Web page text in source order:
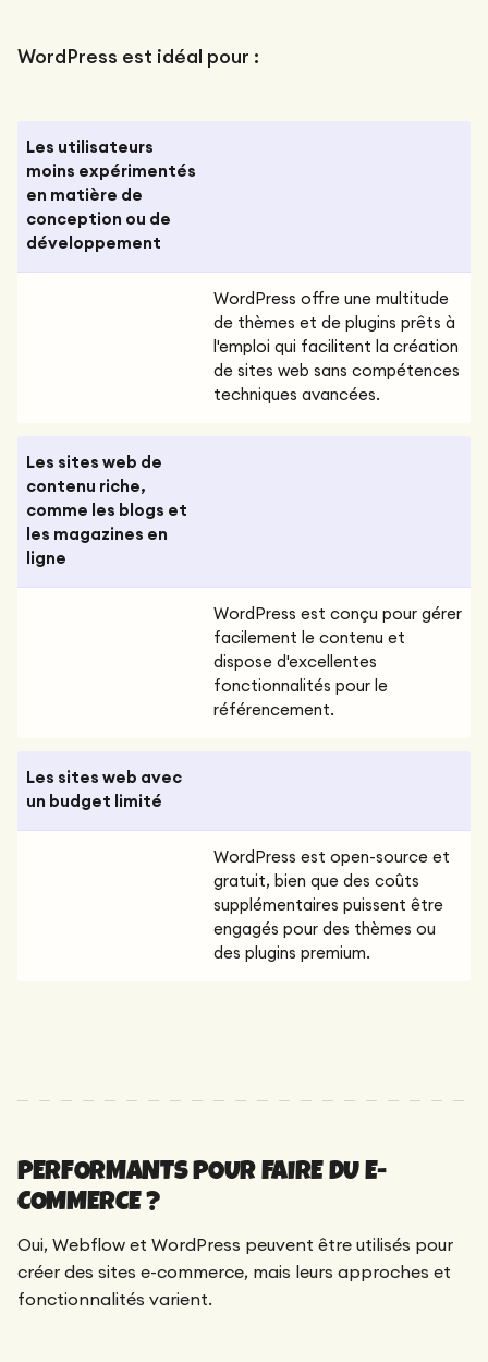
WordPress est idéal pour :
Les utilisateurs
moins expérimentés
en matière de
conception ou de
développement
WordPress offre une multitude
de thèmes et de plugins prêts à
l'emploi qui facilitent la création
de sites web sans compétences
techniques avancées.
Les sites web de
contenu riche,
comme les blogs et
les magazines en
ligne
WordPress est conçu pour gérer
facilement le contenu et
dispose d'excellentes
fonctionnalités pour le
référencement.
Les sites web avec
un budget limité
WordPress est open-source et
gratuit, bien que des coûts
supplémentaires puissent être
engagés pour des thèmes ou
des plugins premium.
PERFORMANTS POUR FAIRE DU E-
COMMERCE ?
Oui, Webflow et WordPress peuvent être utilisés pour
créer des sites e-commerce, mais leurs approches et
fonctionnalités varient.